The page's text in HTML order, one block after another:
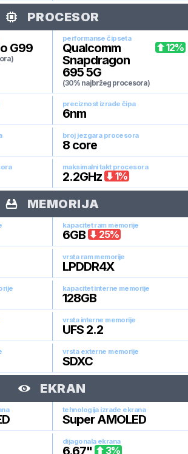
PROCESOR
G99
performanse čipseta
Qualcomm
Snapdragon
695 5G
(30% najbržeg procesora)
12%
preciznost izrade čipa
6nm
broj jezgara procesora
8 core
maksimalni takt procesora
2.2GHz 1%
MEMORIJA
kapacitet ram memorije
6GB 25%
vrsta ram memorije
LPDDR4X
kapacitet interne memorije
128GB
vrsta interne memorije
UFS 2.2
vrsta externe memorije
SDXC
EKRAN
tehnologija izrade ekrana
Super AMOLED
dijagonala ekrana
6.67" 3%